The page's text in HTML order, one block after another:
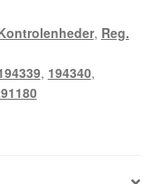
, Reg.
, 194340,